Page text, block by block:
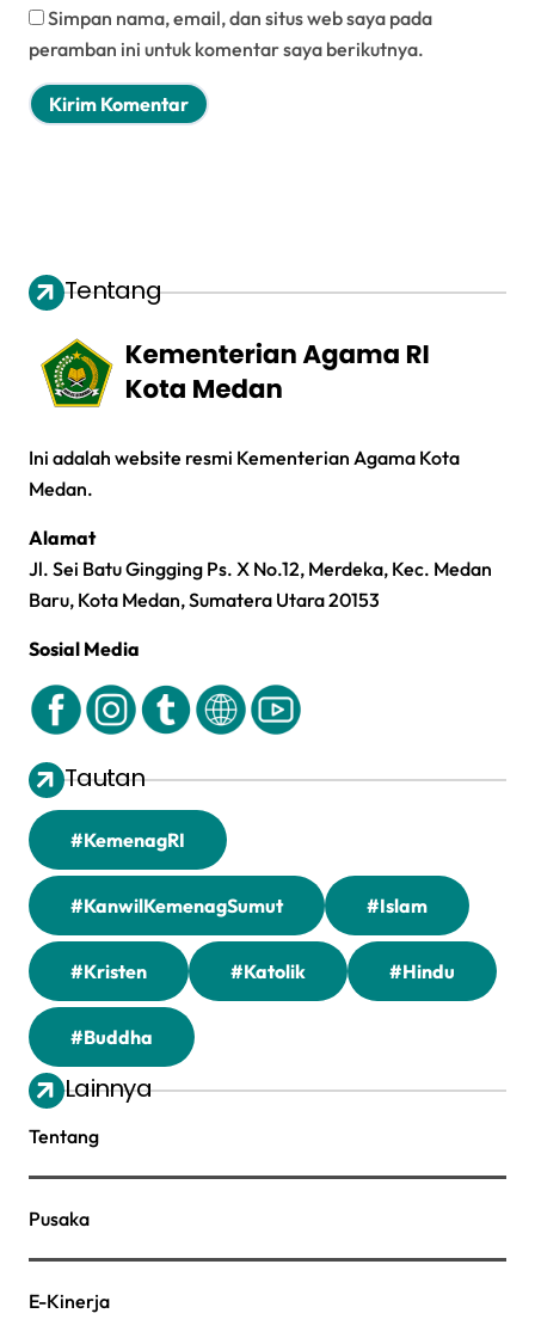
Simpan nama, email, dan situs web saya pada
peramban ini untuk komentar saya berikutnya.
Tentang
Ini adalah website resmi Kementerian Agama Kota
Medan.
Alamat
Jl. Sei Batu Gingging Ps. X No.12, Merdeka, Kec. Medan
Baru, Kota Medan, Sumatera Utara 20153
Sosial Media
Tautan
#KemenagRI
#KanwilKemenagSumut #Islam
#Kristen #Katolik #Hindu
#Buddha
Lainnya
Tentang
Pusaka
E-Kinerja